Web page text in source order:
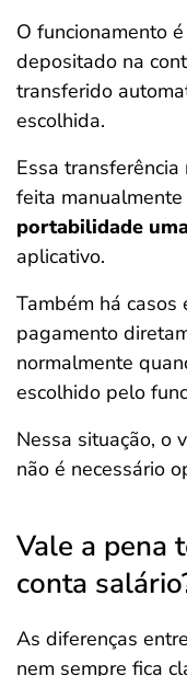
O funcionamento
depositado na
transferido
escolhida.
Essa
feita
portabilidade
aplicativo.
Também há casos
pagamento
normalmente
escolhido pelo
Nessa situação, o
não é necessário
Vale a pena
conta
As diferenças
nem sempre fica